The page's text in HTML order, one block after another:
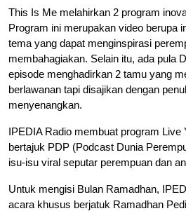
This Is Me melahirkan 2 program
Program ini merupakan video berupa
tema yang dapat menginspirasi
membahagiakan. Selain itu, ada pula
episode menghadirkan 2 tamu yang
berlawanan tapi disajikan dengan
menyenangkan.
IPEDIA Radio membuat program Live
bertajuk PDP (Podcast Dunia
isu-isu viral seputar perempuan dan
Untuk mengisi Bulan Ramadhan,
acara khusus berjatuk Ramadhan